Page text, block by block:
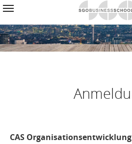
Zum Hauptinhalt springen
Navigationsblock überspringen
Toggle navigation
CAS Organisationsentwicklung